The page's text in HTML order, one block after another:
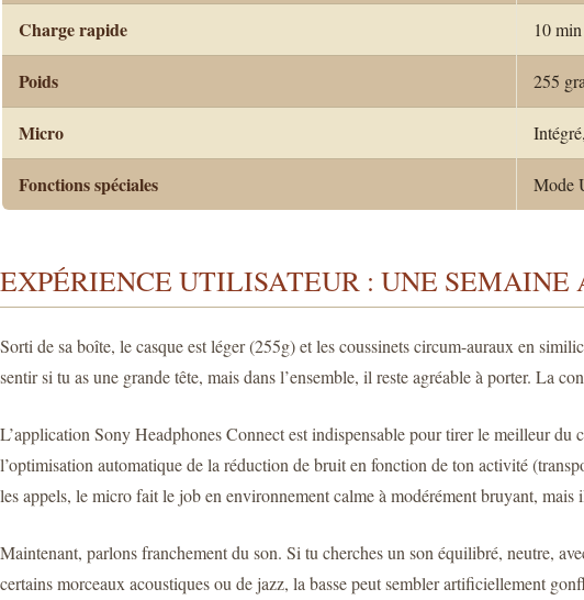
Charge rapide 10
Poids 255
Micro
Fonctions spéciales Mode
EXPÉRIENCE UTILISATEUR : UNE SEMAINE
Sorti de sa boîte, le casque est léger (255g) et les coussinets circum-auraux en
sentir si tu as une grande tête, mais dans l’ensemble, il reste agréable à porter. La
L’application Sony Headphones Connect est indispensable pour tirer le meilleur
l’optimisation automatique de la réduction de bruit en fonction de ton activité
les appels, le micro fait le job en environnement calme à modérément bruyant,
Maintenant, parlons franchement du son. Si tu cherches un son équilibré, neutre,
certains morceaux acoustiques ou de jazz, la basse peut sembler artificiellement